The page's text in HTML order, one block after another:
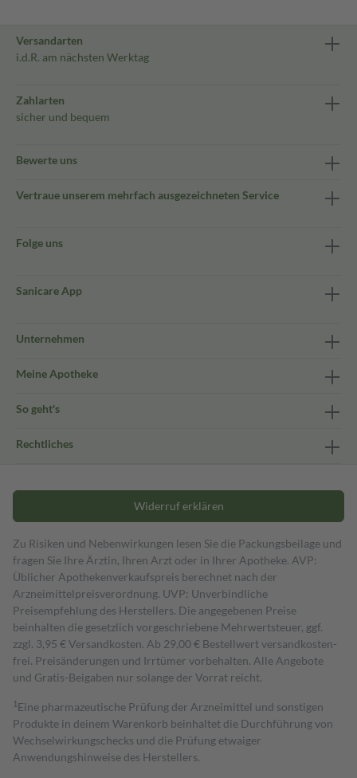
Versandarten
i.d.R. am nächsten Werktag
Zahlarten
sicher und bequem
Bewerte uns
Vertraue unserem mehrfach ausgezeichneten Service
Folge uns
Sanicare App
Unternehmen
Meine Apotheke
So geht's
Rechtliches
Widerruf erklären
Zu Risiken und Nebenwirkungen lesen Sie die Packungsbeilage und
fragen Sie Ihre Ärztin, Ihren Arzt oder in Ihrer Apotheke. AVP:
Üblicher Apothekenverkaufspreis berechnet nach der
Arzneimittelpreisverordnung. UVP: Unverbindliche
Preisempfehlung des Herstellers. Die angegebenen Preise
beinhalten die gesetzlich vorgeschriebene Mehrwertsteuer, ggf.
zzgl. 3,95 € Versandkosten. Ab 29,00 € Bestell­wert versand­kosten­
frei. Preisänderungen und Irrtümer vorbehalten. Alle Angebote
und Gratis-Beigaben nur solange der Vorrat reicht.
1 Eine pharmazeutische Prüfung der Arzneimittel und sonstigen
Produkte in deinem Warenkorb beinhaltet die Durchführung von
Wechselwirkungschecks und die Prüfung etwaiger
Anwendungshinweise des Herstellers.